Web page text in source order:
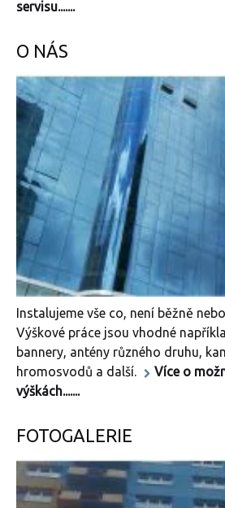
servisu.......
O NÁS
Instalujeme vše co, není běžně
Výškové práce jsou vhodné
bannery, antény různého druhu,
hromosvodů a další.
Více o
výškách.......
FOTOGALERIE